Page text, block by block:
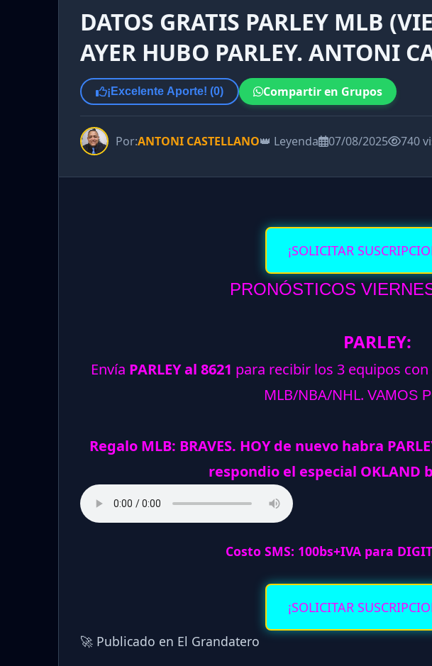
DATOS GRATIS PARLEY MLB
AYER HUBO PARLEY. ANTONI
¡Excelente Aporte! (0) Compartir en Grupos
Por:ANTONI CASTELLANO👑 Leyenda 07/08/2025 740
¡SOLICITAR
PRONÓSTICOS
PARLEY:
Envía PARLEY al 8621 para recibir los 3 equipos
MLB/NBA/NHL. VAMOS
Regalo MLB: BRAVES. HOY de nuevo habra
respondio el especial OKLAND
Costo SMS: 100bs+IVA para
¡SOLICITAR
🚀 Publicado en El Grandatero